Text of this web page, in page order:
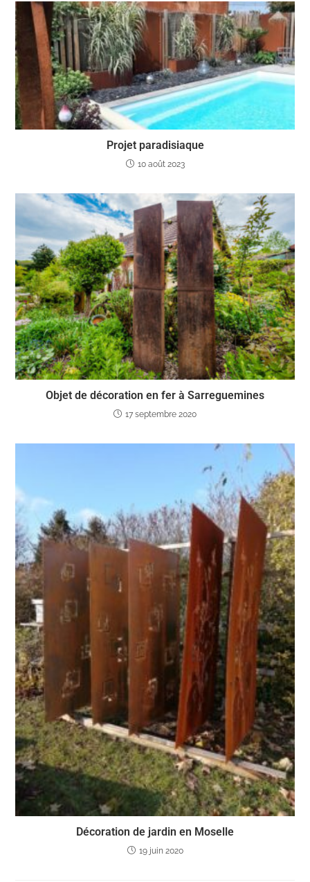
Projet paradisiaque
10 août 2023
Objet de décoration en fer à Sarreguemines
17 septembre 2020
Décoration de jardin en Moselle
19 juin 2020